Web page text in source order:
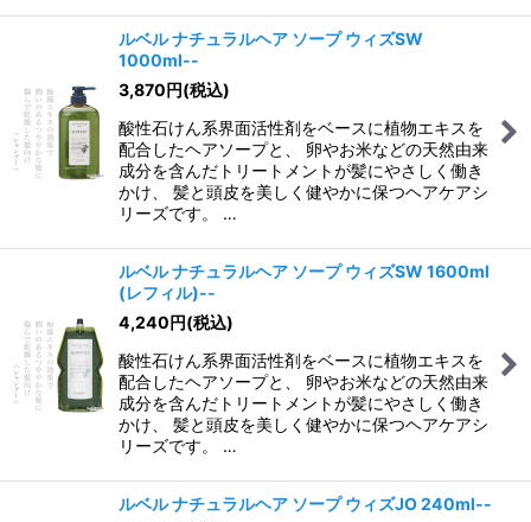
ルベル ナチュラルヘア ソープ ウィズSW
1000ml--
3,870円(税込)
酸性石けん系界面活性剤をベースに植物エキスを
配合したヘアソープと、 卵やお米などの天然由来
成分を含んだトリートメントが髪にやさしく働き
かけ、 髪と頭皮を美しく健やかに保つヘアケアシ
リーズです。 …
ルベル ナチュラルヘア ソープ ウィズSW 1600ml
(レフィル)--
4,240円(税込)
酸性石けん系界面活性剤をベースに植物エキスを
配合したヘアソープと、 卵やお米などの天然由来
成分を含んだトリートメントが髪にやさしく働き
かけ、 髪と頭皮を美しく健やかに保つヘアケアシ
リーズです。 …
ルベル ナチュラルヘア ソープ ウィズJO 240ml--